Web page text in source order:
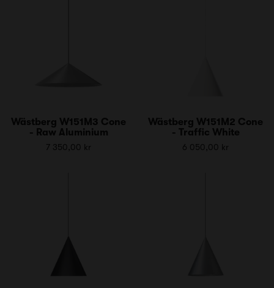
Wästberg W151M3 Cone
- Raw Aluminium
7 350,00 kr
Wästberg W151M2 Cone
- Traffic White
6 050,00 kr